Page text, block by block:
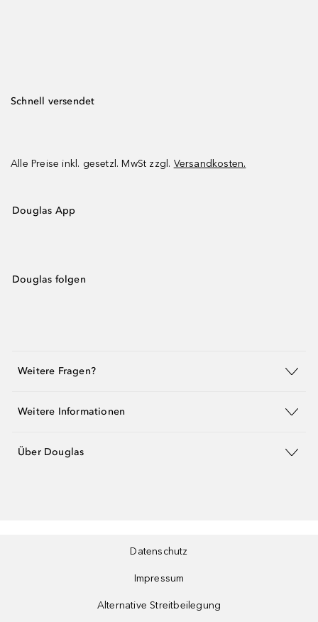
Schnell versendet
Alle Preise inkl. gesetzl. MwSt zzgl. Versandkosten.
Douglas App
Douglas folgen
Weitere Fragen?
Weitere Informationen
Über Douglas
Datenschutz
Impressum
Alternative Streitbeilegung